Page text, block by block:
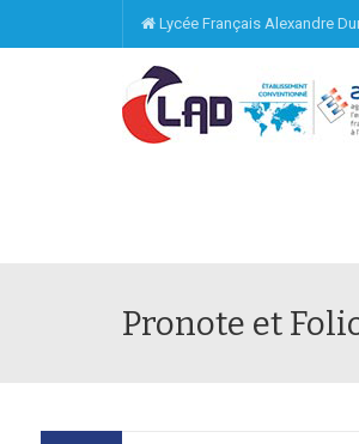
Lycée Français Alexandre
Pronote et